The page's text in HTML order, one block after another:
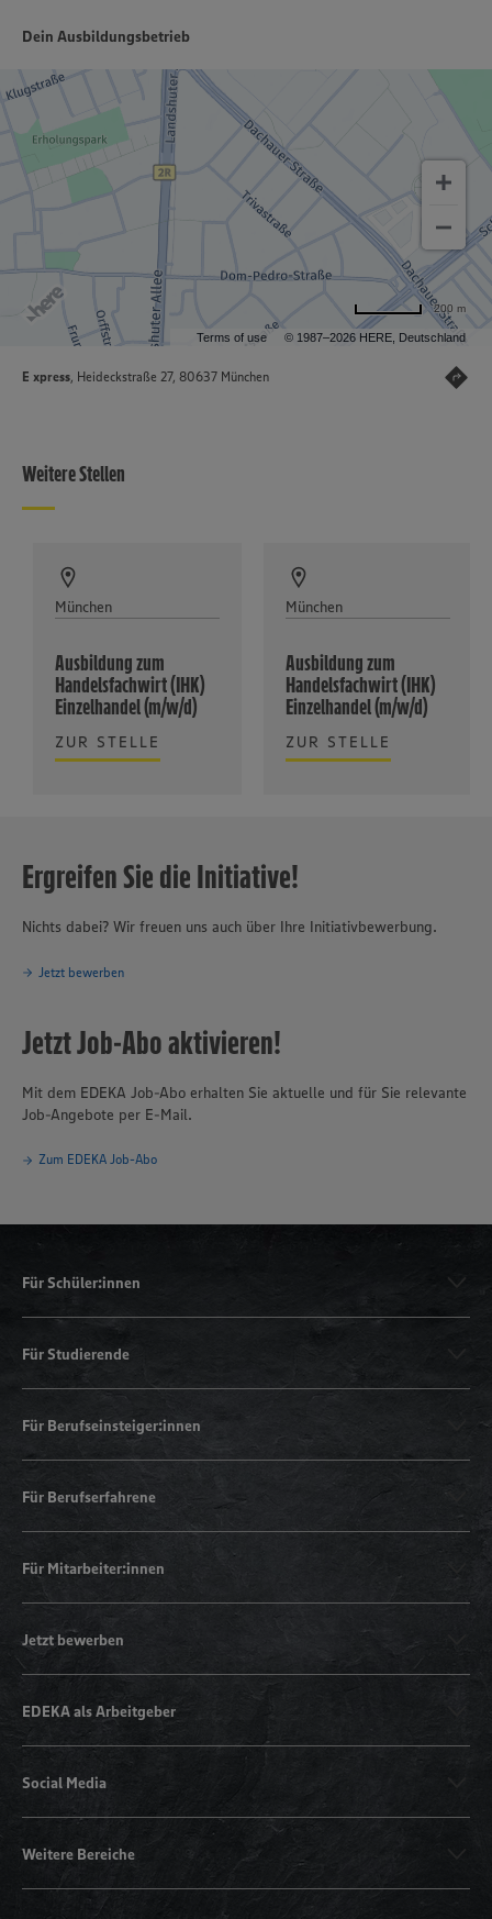
Dein Ausbildungsbetrieb
Terms of use © 1987–2026 HERE, Deutschland
200 m
E xpress, Heideckstraße 27, 80637 München
Weitere Stellen
München
Ausbildung zum
Handelsfachwirt (IHK)
Einzelhandel (m/w/d)
ZUR STELLE
München
Ausbildung zum
Handelsfachwirt (IHK)
Einzelhandel (m/w/d)
ZUR STELLE
Ergreifen Sie die Initiative!
Nichts dabei? Wir freuen uns auch über Ihre Initiativbewerbung.
Jetzt bewerben
Jetzt Job-Abo aktivieren!
Mit dem EDEKA Job-Abo erhalten Sie aktuelle und für Sie relevante
Job-Angebote per E-Mail.
Zum EDEKA Job-Abo
Für Schüler:innen
Für Studierende
Für Berufseinsteiger:innen
Für Berufserfahrene
Für Mitarbeiter:innen
Jetzt bewerben
EDEKA als Arbeitgeber
Social Media
Weitere Bereiche